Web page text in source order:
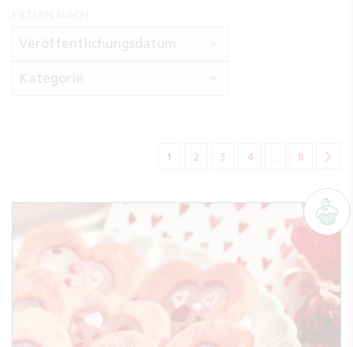
Veröffentlichungsdatum
Kategorie
1 (aktuelle)
2 3 4 8